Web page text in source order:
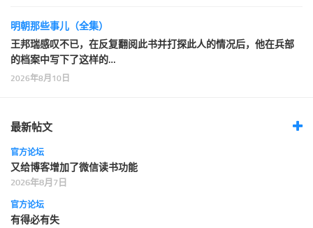
明朝那些事儿（全集）
王邦瑞感叹不已，在反复翻阅此书并打探此人的情况后，他在兵部
的档案中写下了这样的…
2026年8月10日
最新帖文
官方论坛
又给博客增加了微信读书功能
2026年8月7日
官方论坛
有得必有失